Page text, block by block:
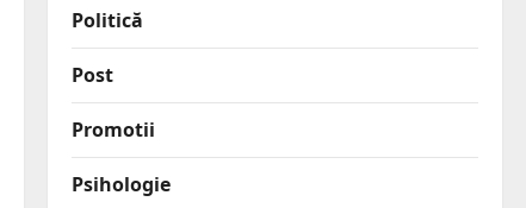
Politică
Post
Promotii
Psihologie